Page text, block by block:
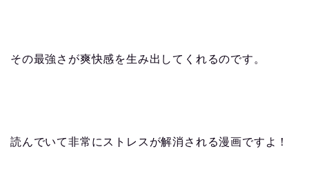
その最強さが爽快感を生み出してくれるのです。
読んでいて非常にストレスが解消される漫画ですよ！